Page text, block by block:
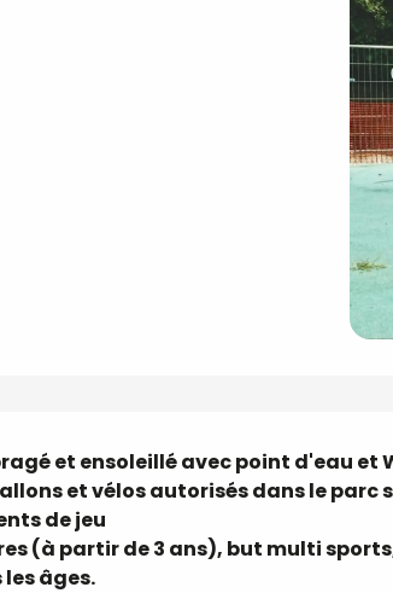
et ensoleillé avec point d'eau et
et vélos autorisés dans le parc
de jeu
(à partir de 3 ans), but multi
âges.